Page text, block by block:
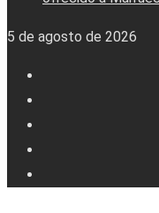
5 de agosto de 2026